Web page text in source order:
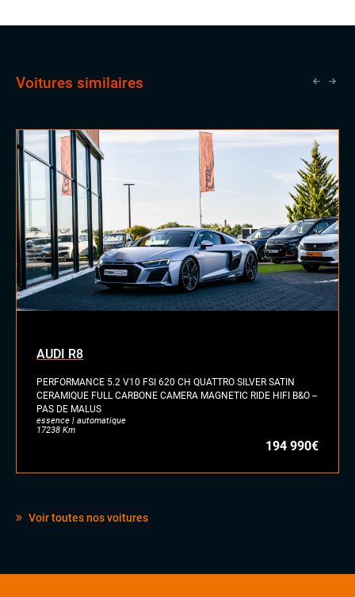
commercial.
Voitures similaires
AUDI R8
PERFORMANCE 5.2 V10 FSI 620 CH QUATTRO SILVER SATIN
CERAMIQUE FULL CARBONE CAMERA MAGNETIC RIDE HIFI B&O --
PAS DE MALUS
essence | automatique
17238 Km
194 990€
Voir toutes nos voitures